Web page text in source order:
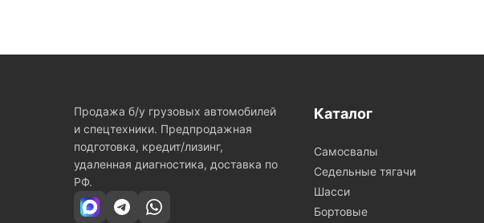
Продажа б/у грузовых автомобилей
и спецтехники. Предпродажная
подготовка, кредит/лизинг,
удаленная диагностика, доставка по
РФ.
Каталог
Самосвалы
Седельные тягачи
Шасси
Бортовые